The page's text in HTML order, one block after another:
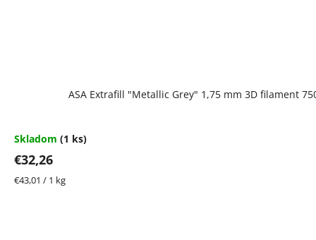
ASA Extrafill "Metallic Grey" 1,75 mm 3D filament
Skladom (1 ks)
€32,26
Jednotková
€43,01 / 1 kg